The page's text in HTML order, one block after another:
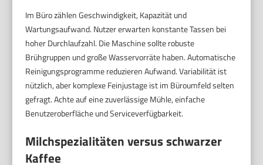
Im Büro zählen Geschwindigkeit, Kapazität und
Wartungsaufwand. Nutzer erwarten konstante Tassen bei
hoher Durchlaufzahl. Die Maschine sollte robuste
Brühgruppen und große Wasservorräte haben. Automatische
Reinigungsprogramme reduzieren Aufwand. Variabilität ist
nützlich, aber komplexe Feinjustage ist im Büroumfeld selten
gefragt. Achte auf eine zuverlässige Mühle, einfache
Benutzeroberfläche und Serviceverfügbarkeit.
Milchspezialitäten versus schwarzer
Kaffee